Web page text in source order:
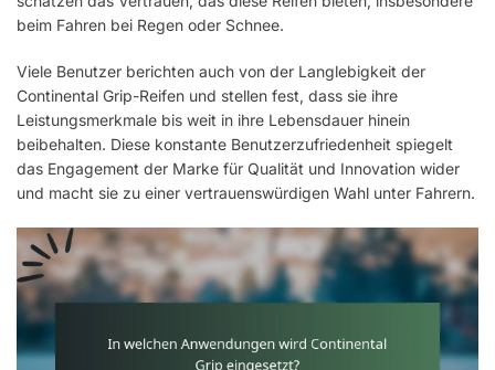
beim Fahren bei Regen oder Schnee.
Viele Benutzer berichten auch von der Langlebigkeit der
Continental Grip-Reifen und stellen fest, dass sie ihre
Leistungsmerkmale bis weit in ihre Lebensdauer hinein
beibehalten. Diese konstante Benutzerzufriedenheit spiegelt
das Engagement der Marke für Qualität und Innovation wider
und macht sie zu einer vertrauenswürdigen Wahl unter Fahrern.